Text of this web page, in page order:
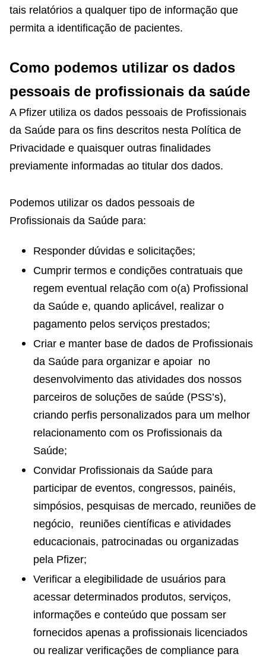
tais relatórios a qualquer tipo de informação que
permita a identificação de pacientes.
Como podemos utilizar os dados
pessoais de profissionais da saúde
A Pfizer utiliza os dados pessoais de Profissionais
da Saúde para os fins descritos nesta Política de
Privacidade e quaisquer outras finalidades
previamente informadas ao titular dos dados.
Podemos utilizar os dados pessoais de
Profissionais da Saúde para:
Responder dúvidas e solicitações;
Cumprir termos e condições contratuais que
regem eventual relação com o(a) Profissional
da Saúde e, quando aplicável, realizar o
pagamento pelos serviços prestados;
Criar e manter base de dados de Profissionais
da Saúde para organizar e apoiar no
desenvolvimento das atividades dos nossos
parceiros de soluções de saúde (PSS’s),
criando perfis personalizados para um melhor
relacionamento com os Profissionais da
Saúde;
Convidar Profissionais da Saúde para
participar de eventos, congressos, painéis,
simpósios, pesquisas de mercado, reuniões de
negócio, reuniões científicas e atividades
educacionais, patrocinadas ou organizadas
pela Pfizer;
Verificar a elegibilidade de usuários para
acessar determinados produtos, serviços,
informações e conteúdo que possam ser
fornecidos apenas a profissionais licenciados
ou realizar verificações de compliance para